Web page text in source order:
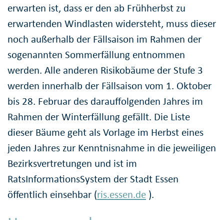
erwarten ist, dass er den ab Frühherbst zu
erwartenden Windlasten widersteht, muss dieser
noch außerhalb der Fällsaison im Rahmen der
sogenannten Sommerfällung entnommen
werden. Alle anderen Risikobäume der Stufe 3
werden innerhalb der Fällsaison vom 1. Oktober
bis 28. Februar des darauffolgenden Jahres im
Rahmen der Winterfällung gefällt. Die Liste
dieser Bäume geht als Vorlage im Herbst eines
jeden Jahres zur Kenntnisnahme in die jeweiligen
Bezirksvertretungen und ist im
RatsInformationsSystem der Stadt Essen
öffentlich einsehbar (ris.essen.de ).